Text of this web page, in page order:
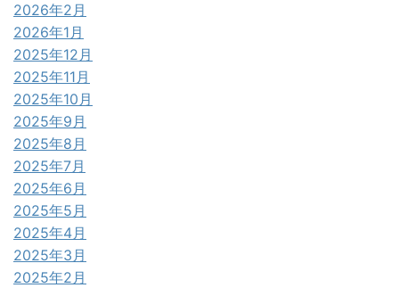
2026年2月
2026年1月
2025年12月
2025年11月
2025年10月
2025年9月
2025年8月
2025年7月
2025年6月
2025年5月
2025年4月
2025年3月
2025年2月